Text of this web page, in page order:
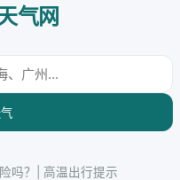
气网
吗？| 高温出行提示